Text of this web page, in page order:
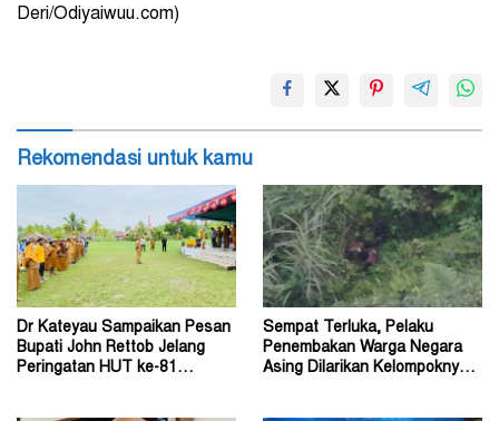
Deri/Odiyaiwuu.com)
Rekomendasi untuk kamu
Dr Kateyau Sampaikan Pesan
Bupati John Rettob Jelang
Peringatan HUT ke-81
Sempat Terluka, Pelaku
Penembakan Warga Negara
Asing Dilarikan Kelompoknya